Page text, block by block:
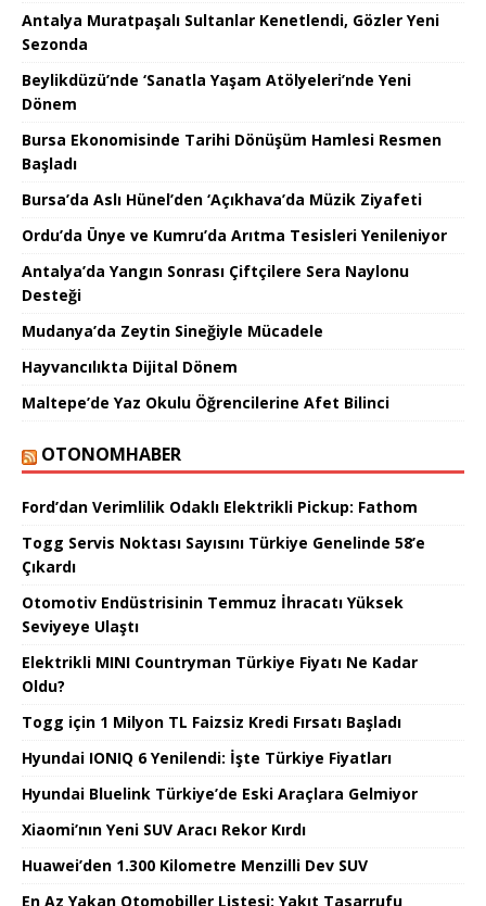
Antalya Muratpaşalı Sultanlar Kenetlendi, Gözler Yeni
Sezonda
Beylikdüzü’nde ‘Sanatla Yaşam Atölyeleri’nde Yeni
Dönem
Bursa Ekonomisinde Tarihi Dönüşüm Hamlesi Resmen
Başladı
Bursa’da Aslı Hünel’den ‘Açıkhava’da Müzik Ziyafeti
Ordu’da Ünye ve Kumru’da Arıtma Tesisleri Yenileniyor
Antalya’da Yangın Sonrası Çiftçilere Sera Naylonu
Desteği
Mudanya’da Zeytin Sineğiyle Mücadele
Hayvancılıkta Dijital Dönem
Maltepe’de Yaz Okulu Öğrencilerine Afet Bilinci
OTONOMHABER
Ford’dan Verimlilik Odaklı Elektrikli Pickup: Fathom
Togg Servis Noktası Sayısını Türkiye Genelinde 58’e
Çıkardı
Otomotiv Endüstrisinin Temmuz İhracatı Yüksek
Seviyeye Ulaştı
Elektrikli MINI Countryman Türkiye Fiyatı Ne Kadar
Oldu?
Togg için 1 Milyon TL Faizsiz Kredi Fırsatı Başladı
Hyundai IONIQ 6 Yenilendi: İşte Türkiye Fiyatları
Hyundai Bluelink Türkiye’de Eski Araçlara Gelmiyor
Xiaomi’nın Yeni SUV Aracı Rekor Kırdı
Huawei’den 1.300 Kilometre Menzilli Dev SUV
En Az Yakan Otomobiller Listesi: Yakıt Tasarrufu